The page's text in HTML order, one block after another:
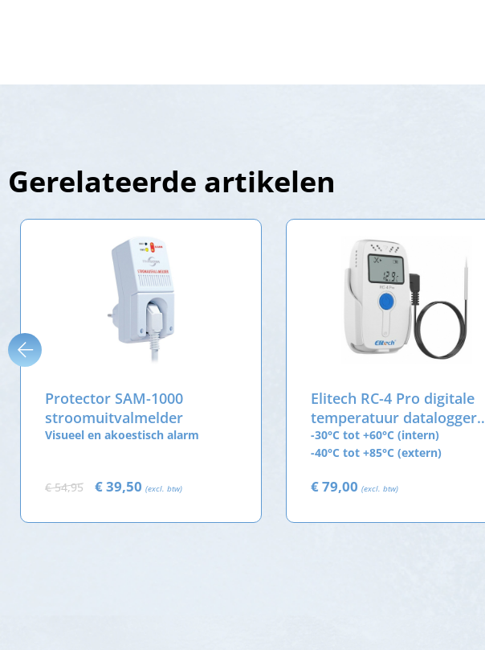
Gerelateerde artikelen
Protector SAM-1000
stroomuitvalmelder
Visueel en akoestisch alarm
€ 54,95 € 39,50 (excl. btw)
Elitech RC-4 Pro digitale
temperatuur datalogger
met externe sensor
-30°C tot +60°C (intern)
-40°C tot +85°C (extern)
€ 79,00 (excl. btw)